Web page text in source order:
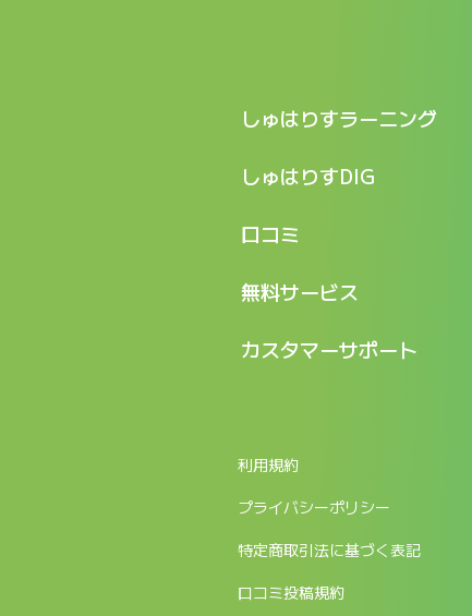
しゅはりすラーニング
特長
料金
新着情報
ログイン
しゅはりすDIG
記事一覧
口コミ
口コミ一覧
無料サービス
LINEで『Iパス ならし学習』
カスタマーサポート
返金申請フォーム
利用規約
プライバシーポリシー
特定商取引法に基づく表記
口コミ投稿規約